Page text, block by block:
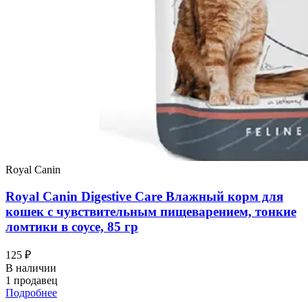
Royal Canin
Royal Canin Digestive Care Влажный корм для
кошек с чувствительным пищеварением, тонкие
ломтики в соусе, 85 гр
125 ₽
В наличии
1 продавец
Подробнее